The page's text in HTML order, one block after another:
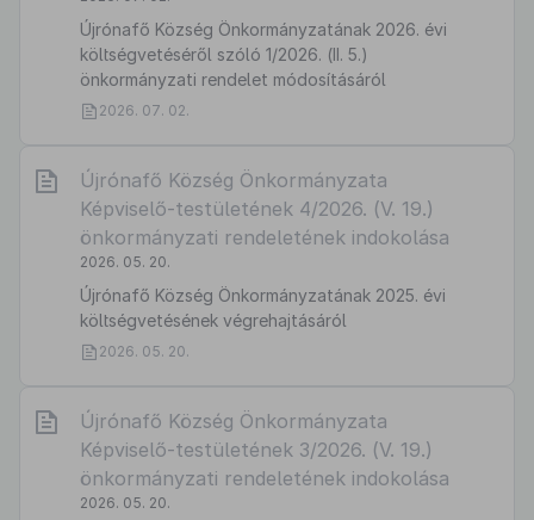
Újrónafő Község Önkormányzatának 2026. évi
költségvetéséről szóló 1/2026. (II. 5.)
önkormányzati rendelet módosításáról
2026. 07. 02.
Újrónafő Község Önkormányzata
Képviselő-testületének 4/2026. (V. 19.)
önkormányzati rendeletének indokolása
2026. 05. 20.
Újrónafő Község Önkormányzatának 2025. évi
költségvetésének végrehajtásáról
2026. 05. 20.
Újrónafő Község Önkormányzata
Képviselő-testületének 3/2026. (V. 19.)
önkormányzati rendeletének indokolása
2026. 05. 20.